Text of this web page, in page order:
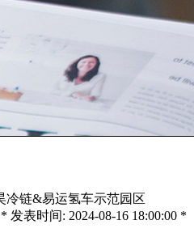
链&易运氢车示范园区
发表时间: 2024-08-16 18:00:00 *